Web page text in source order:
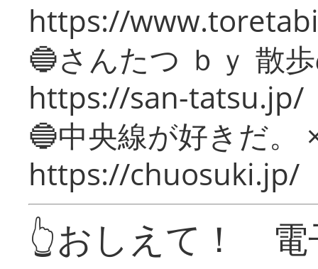
https://
🔵さんたつ ｂｙ 散
https://san-tatsu.jp/
🔵中央線が好きだ。
https://chuosuki.jp/
👆おしえて！ 電